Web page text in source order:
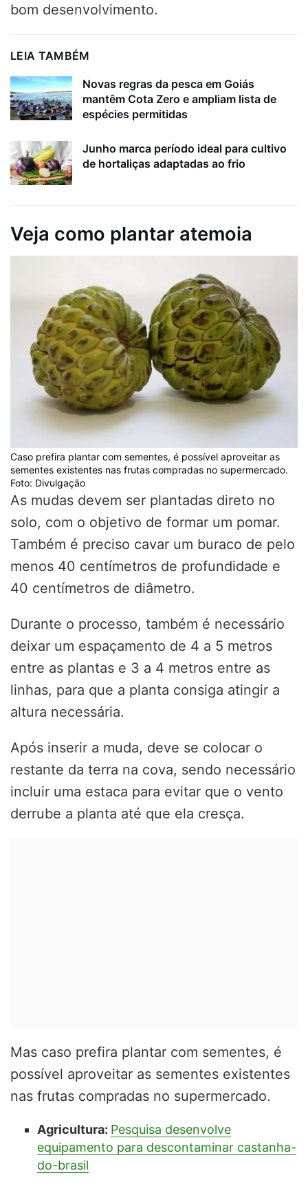
bom desenvolvimento.
LEIA TAMBÉM
Novas regras da pesca em Goiás
mantêm Cota Zero e ampliam lista de
espécies permitidas
Junho marca período ideal para cultivo
de hortaliças adaptadas ao frio
Veja como plantar atemoia
Caso prefira plantar com sementes, é possível aproveitar as
sementes existentes nas frutas compradas no supermercado.
Foto: Divulgação
As mudas devem ser plantadas direto no
solo, com o objetivo de formar um pomar.
Também é preciso cavar um buraco de pelo
menos 40 centímetros de profundidade e
40 centímetros de diâmetro.
Durante o processo, também é necessário
deixar um espaçamento de 4 a 5 metros
entre as plantas e 3 a 4 metros entre as
linhas, para que a planta consiga atingir a
altura necessária.
Após inserir a muda, deve se colocar o
restante da terra na cova, sendo necessário
incluir uma estaca para evitar que o vento
derrube a planta até que ela cresça.
Mas caso prefira plantar com sementes, é
possível aproveitar as sementes existentes
nas frutas compradas no supermercado.
Agricultura: Pesquisa desenvolve
equipamento para descontaminar castanha-
do-brasil